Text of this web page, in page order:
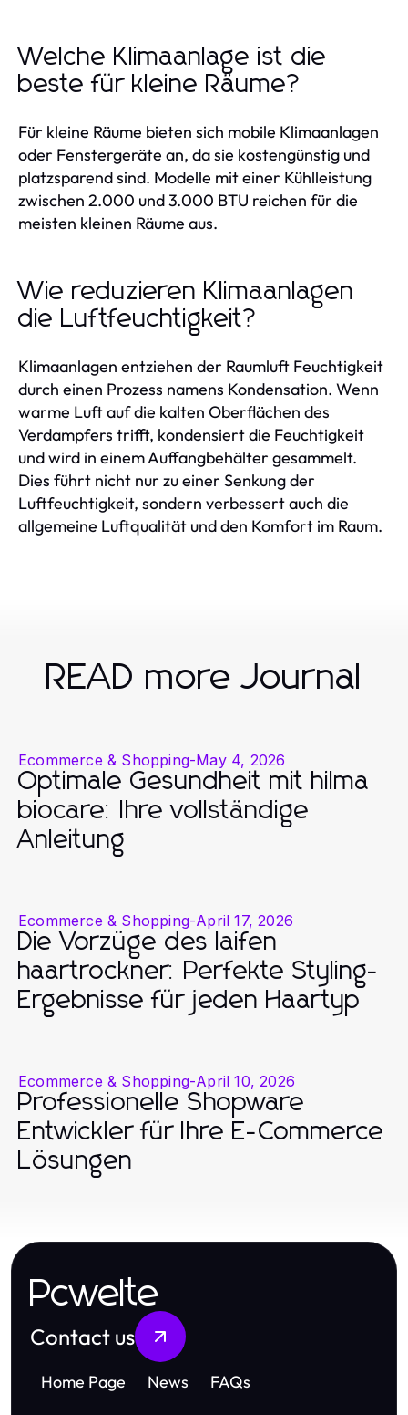
Welche Klimaanlage ist die
beste für kleine Räume?
Für kleine Räume bieten sich mobile Klimaanlagen
oder Fenstergeräte an, da sie kostengünstig und
platzsparend sind. Modelle mit einer Kühlleistung
zwischen 2.000 und 3.000 BTU reichen für die
meisten kleinen Räume aus.
Wie reduzieren Klimaanlagen
die Luftfeuchtigkeit?
Klimaanlagen entziehen der Raumluft Feuchtigkeit
durch einen Prozess namens Kondensation. Wenn
warme Luft auf die kalten Oberflächen des
Verdampfers trifft, kondensiert die Feuchtigkeit
und wird in einem Auffangbehälter gesammelt.
Dies führt nicht nur zu einer Senkung der
Luftfeuchtigkeit, sondern verbessert auch die
allgemeine Luftqualität und den Komfort im Raum.
READ more Journal
Ecommerce & Shopping-May 4, 2026
Optimale Gesundheit mit hilma
biocare: Ihre vollständige
Anleitung
Ecommerce & Shopping-April 17, 2026
Die Vorzüge des laifen
haartrockner: Perfekte Styling-
Ergebnisse für jeden Haartyp
Ecommerce & Shopping-April 10, 2026
Professionelle Shopware
Entwickler für Ihre E-Commerce
Lösungen
Pcwelte
Contact us
Home Page News FAQs